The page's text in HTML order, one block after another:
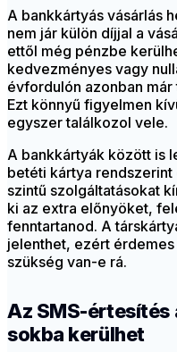
A bankkártyás vásárlás
nem jár külön díjjal a
ettől még pénzbe
kedvezményes vagy
évfordulón azonban
Ezt könnyű figyelmen
egyszer találkozol vele.
A bankkártyák között is
betéti kártya
szintű szolgáltatásokat
ki az extra előnyöket,
fenntartanod. A
jelenthet, ezért
szükség van-e rá.
Az SMS-értesítés
sokba kerülhet